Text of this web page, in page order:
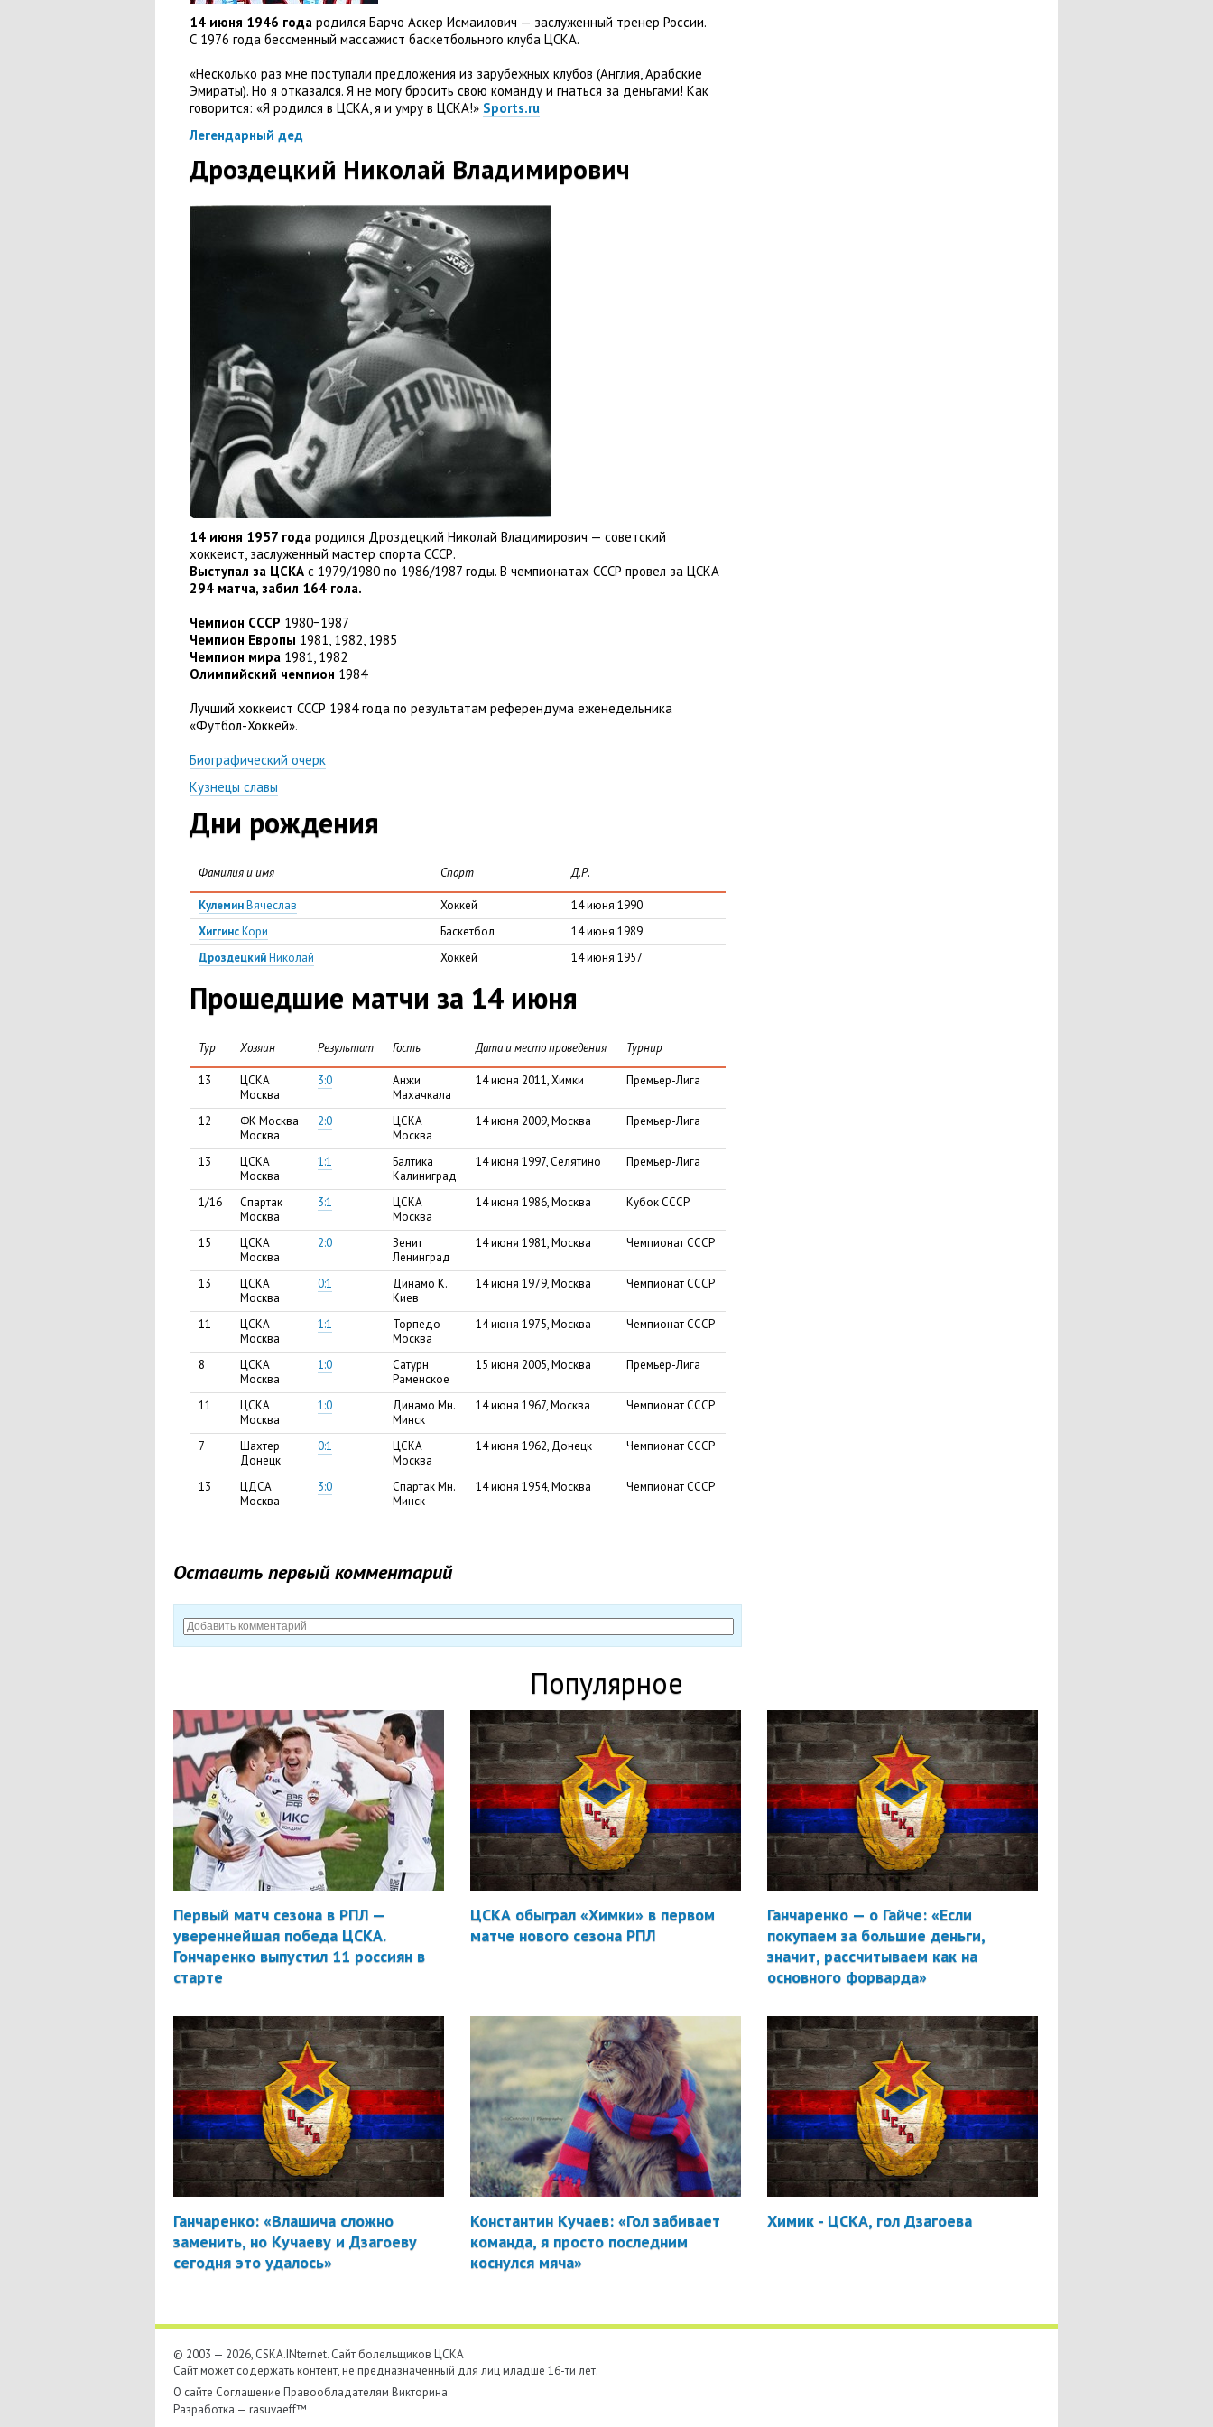
14 июня 1946 года родился Барчо Аскер Исмаилович — заслуженный тренер России.
С 1976 года бессменный массажист баскетбольного клуба ЦСКА.
«Несколько раз мне поступали предложения из зарубежных клубов (Англия, Арабские
Эмираты). Но я отказался. Я не могу бросить свою команду и гнаться за деньгами! Как
говорится: «Я родился в ЦСКА, я и умру в ЦСКА!» Sports.ru
Легендарный дед
Дроздецкий Николай Владимирович
14 июня 1957 года родился Дроздецкий Николай Владимирович — советский
хоккеист, заслуженный мастер спорта СССР.
Выступал за ЦСКА с 1979/1980 по 1986/1987 годы. В чемпионатах СССР провел за ЦСКА
294 матча, забил 164 гола.
Чемпион СССР 1980−1987
Чемпион Европы 1981, 1982, 1985
Чемпион мира 1981, 1982
Олимпийский чемпион 1984
Лучший хоккеист СССР 1984 года по результатам референдума еженедельника
«Футбол-Хоккей».
Биографический очерк
Кузнецы славы
Дни рождения
Фамилия и имя Спорт Д.Р.
КулеминВячеслав Хоккей
14 июня 1990
ХиггинсКори Баскетбол
14 июня 1989
ДроздецкийНиколай Хоккей 14 июня 1957
Прошедшие матчи за 14 июня
Тур Хозяин Результат Гость Дата и место проведения Турнир
13
ЦСКА
Москва
3:0
Анжи
Махачкала
14 июня 2011, Химки Премьер-Лига
12
ФК Москва
Москва
2:0
ЦСКА
Москва
14 июня 2009, Москва Премьер-Лига
13
ЦСКА
Москва
1:1
Балтика
Калиниград
14 июня 1997, Селятино Премьер-Лига
1/16
Спартак
Москва
3:1
ЦСКА
Москва
14 июня 1986, Москва Кубок СССР
15
ЦСКА
Москва
2:0
Зенит
Ленинград
14 июня 1981, Москва Чемпионат СССР
13
ЦСКА
Москва
0:1
Динамо К.
Киев
14 июня 1979, Москва Чемпионат СССР
11
ЦСКА
Москва
1:1
Торпедо
Москва
14 июня 1975, Москва Чемпионат СССР
8
ЦСКА
Москва
1:0
Сатурн
Раменское
15 июня 2005, Москва Премьер-Лига
11
ЦСКА
Москва
1:0
Динамо Мн.
Минск
14 июня 1967, Москва Чемпионат СССР
7
Шахтер
Донецк
0:1
ЦСКА
Москва
14 июня 1962, Донецк Чемпионат СССР
13
ЦДCА
Москва
3:0
Спартак Мн.
Минск
14 июня 1954, Москва Чемпионат СССР
Оставить первый комментарий
Популярное
Первый матч сезона в РПЛ —
увереннейшая победа ЦСКА.
Гончаренко выпустил 11 россиян в
старте
ЦСКА обыграл «Химки» в первом
матче нового сезона РПЛ
Ганчаренко — о Гайче: «Если
покупаем за большие деньги,
значит, рассчитываем как на
основного форварда»
Ганчаренко: «Влашича сложно
заменить, но Кучаеву и Дзагоеву
сегодня это удалось»
Константин Кучаев: «Гол забивает
команда, я просто последним
коснулся мяча»
Химик - ЦСКА, гол Дзагоева
© 2003 — 2026, CSKA.INternet. Cайт болельщиков ЦСКА
Сайт может содержать контент, не предназначенный для лиц младше 16-ти лет.
О сайте Соглашение Правообладателям Викторина
Разработка — rasuvaeff™